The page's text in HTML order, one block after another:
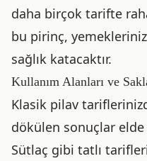
daha birçok tarifte
bu pirinç,
sağlık katacaktır.
Kullanım Alanları ve
Klasik pilav
dökülen sonuçlar
Sütlaç gibi tatlı